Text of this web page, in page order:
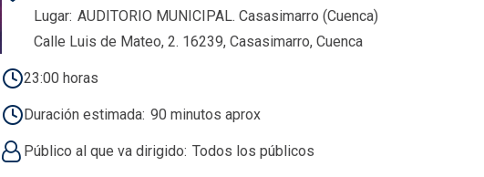
Lugar AUDITORIO MUNICIPAL. Casasimarro (Cuenca)
Calle Luis de Mateo, 2. 16239, Casasimarro, Cuenca
23:00 horas
Duración estimada 90 minutos aprox
Público al que va dirigido Todos los públicos